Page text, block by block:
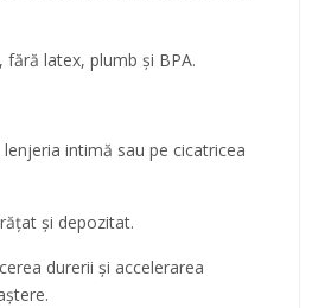
latex, plumb și BPA.
intimă sau pe cicatricea
și depozitat.
durerii și accelerarea